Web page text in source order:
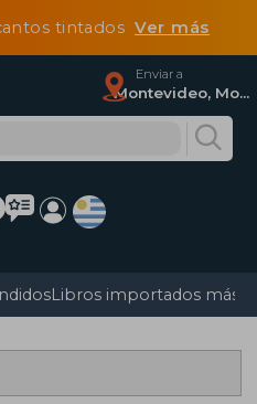
tintadosVer más
Enviar a
Montevideo, Montevideo
Libros importados más